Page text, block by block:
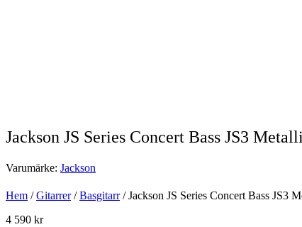
Jackson JS Series Concert Bass JS3
Varumärke: Jackson
Hem /Gitarrer/Basgitarr/ Jackson JS Series Concert Bass JS3
4 590 kr